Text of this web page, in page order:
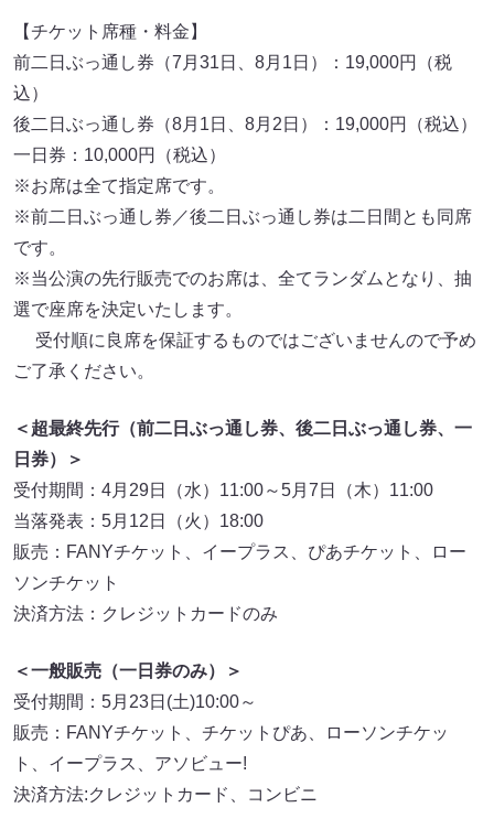
【チケット席種・料金】
前二日ぶっ通し券（7月31日、8月1日）：19,000円（税
込）
後二日ぶっ通し券（8月1日、8月2日）：19,000円（税込）
一日券：10,000円（税込）
※お席は全て指定席です。
※前二日ぶっ通し券／後二日ぶっ通し券は二日間とも同席
です。
※当公演の先行販売でのお席は、全てランダムとなり、抽
選で座席を決定いたします。
受付順に良席を保証するものではございませんので予め
ご了承ください。
＜超最終先行（前二日ぶっ通し券、後二日ぶっ通し券、一
日券）＞
受付期間：4月29日（水）11:00～5月7日（木）11:00
当落発表：5月12日（火）18:00
販売：FANYチケット、イープラス、ぴあチケット、ロー
ソンチケット
決済方法：クレジットカードのみ
＜一般販売（一日券のみ）＞
受付期間：5月23日(土)10:00～
販売：FANYチケット、チケットぴあ、ローソンチケッ
ト、イープラス、アソビュー!
決済方法:クレジットカード、コンビニ